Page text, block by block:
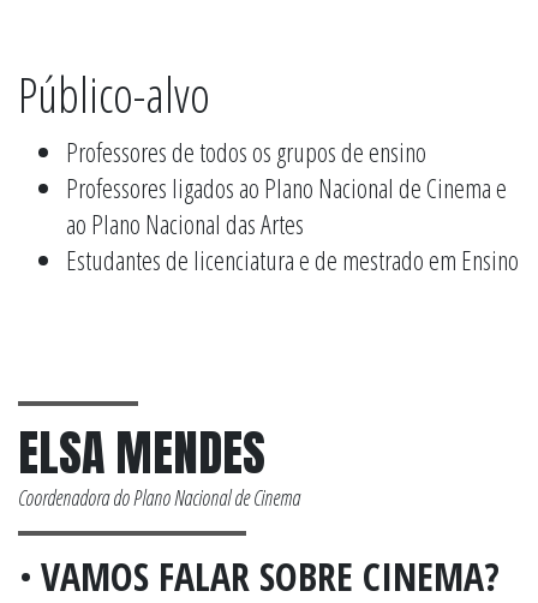
Público-alvo
Professores de todos os grupos de ensino
Professores ligados ao Plano Nacional de Cinema e
ao Plano Nacional das Artes
Estudantes de licenciatura e de mestrado em Ensino
ELSA MENDES
Coordenadora do Plano Nacional de Cinema
• VAMOS FALAR SOBRE CINEMA?